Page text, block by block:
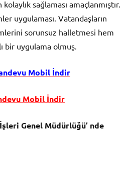
sağlaması amaçlanmıştır.
uygulaması. Vatandaşların
sorunsuz halletmesi hem
bir uygulama olmuş.
Mobil İndir
Mobil İndir
Genel Müdürlüğü’ nde